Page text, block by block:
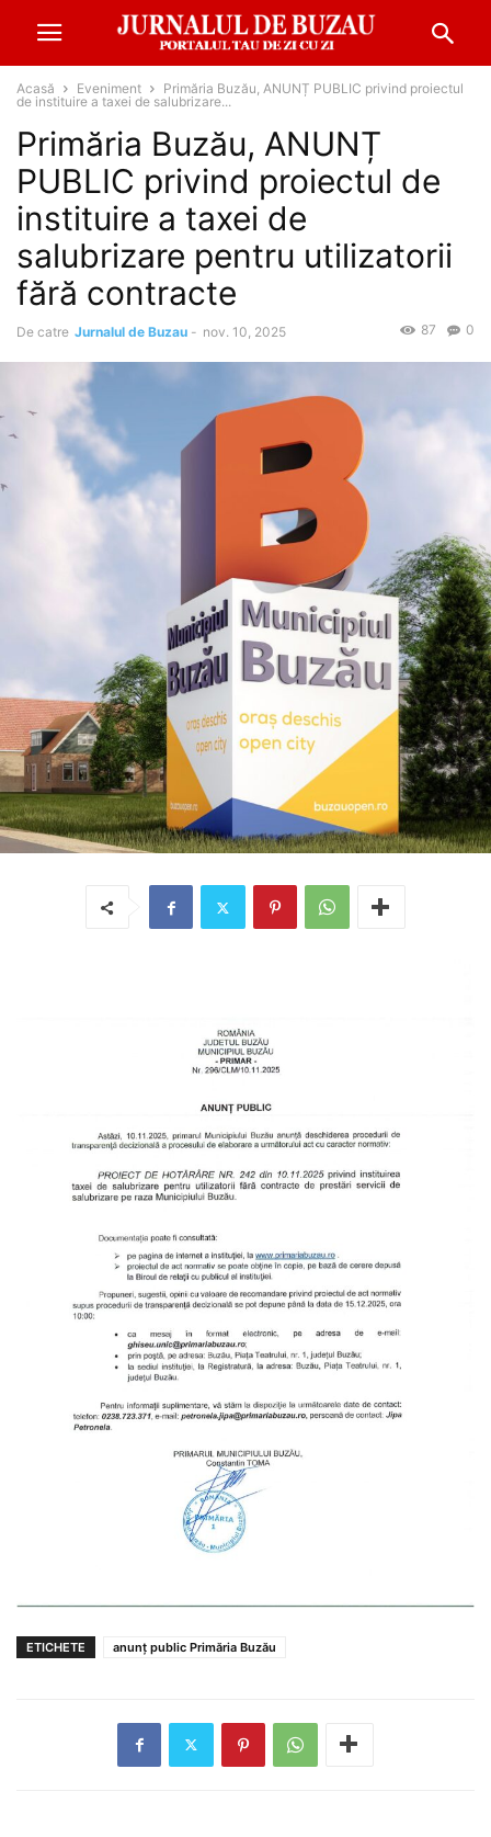
Acasă Eveniment
Primăria Buzău, ANUNȚ PUBLIC privind proiectul
de instituire a taxei de salubrizare...
Primăria Buzău, ANUNȚ
PUBLIC privind proiectul de
instituire a taxei de
salubrizare pentru utilizatorii
fără contracte
De catre Jurnalul de Buzau - nov. 10, 2025 0
87
ETICHETE anunț public Primăria Buzău